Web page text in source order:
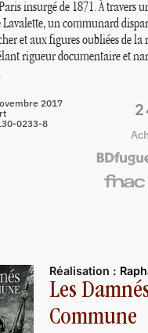
insurgé de 1871. À travers
Lavalette, un communard
et aux figures oubliées de
rigueur documentaire et
2017
0233-8
Réalisation :
Les
Commune